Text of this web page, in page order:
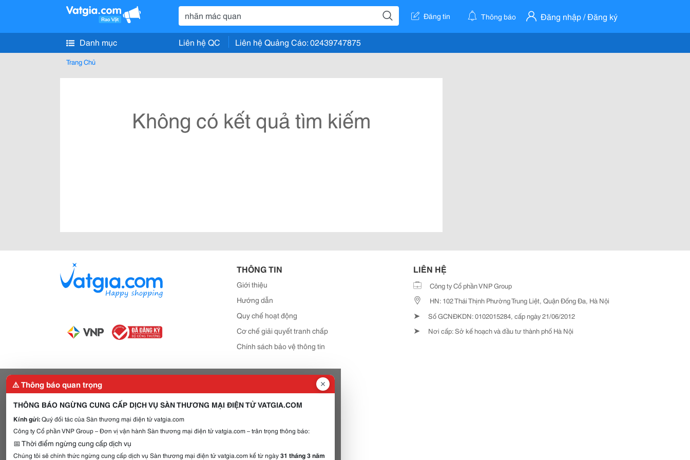
Đăng tin Thông báo Đăng nhập / Đăng ký
Danh mục Liên hệ QC Liên hệ Quảng Cáo: 02439747875
Trang Chủ
Không có kết quả tìm kiếm
THÔNG TIN
Giới thiệu
Hướng dẫn
Quy chế hoạt động
Cơ chế giải quyết tranh chấp
Chính sách bảo vệ thông tin
LIÊN HỆ
Công ty Cổ phần VNP Group
HN: 102 Thái Thịnh Phường Trung Liệt, Quận Đống Đa, Hà Nội
➤ Số GCNĐKDN: 0102015284, cấp ngày 21/06/2012
➤ Nơi cấp: Sở kế hoạch và đầu tư thành phố Hà Nội
⚠️ Thông báo quan trọng
THÔNG BÁO NGỪNG CUNG CẤP DỊCH VỤ SÀN THƯƠNG MẠI ĐIỆN TỬ VATGIA.COM
Kính gửi:Quý đối tác của Sàn thương mại điện tử vatgia.com
Công ty Cổ phần VNP Group – Đơn vị vận hành Sàn thương mại điện tử vatgia.com – trân trọng thông báo:
📅 Thời điểm ngừng cung cấp dịch vụ
Chúng tôi sẽ chính thức ngừng cung cấp dịch vụ Sàn thương mại điện tử vatgia.com kể từ ngày31 tháng 3 năm